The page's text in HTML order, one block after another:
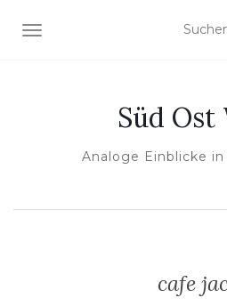
NAVIGATION UMSCHALTEN
Süd Ost
Analoge Einblicke
cafe